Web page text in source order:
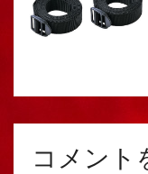
コメント